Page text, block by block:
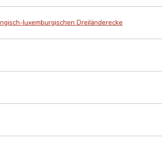
luxemburgischen Dreiländerecke